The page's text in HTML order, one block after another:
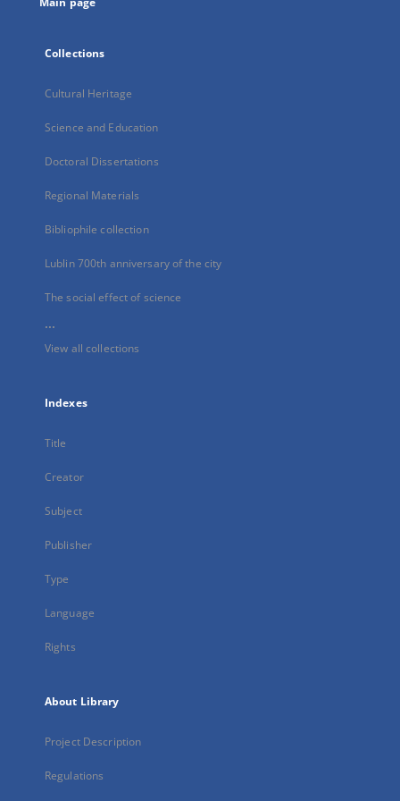
Collections
Cultural Heritage
Science and Education
Doctoral Dissertations
Regional Materials
Bibliophile collection
Lublin 700th anniversary of the city
The social effect of science
...
View all collections
Indexes
Title
Creator
Subject
Publisher
Type
Language
Rights
About Library
Project Description
Regulations